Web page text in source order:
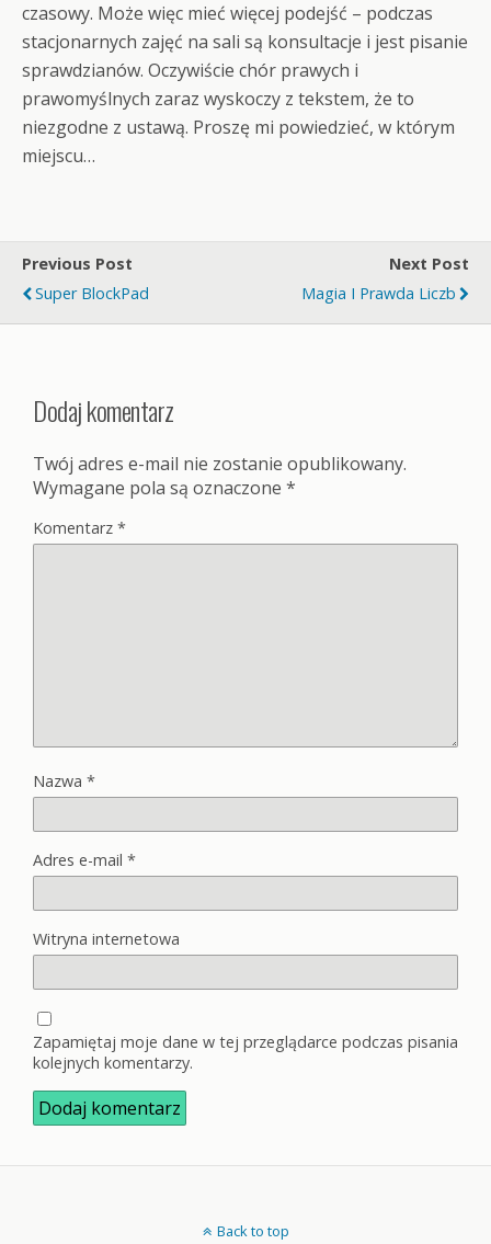
czasowy. Może więc mieć więcej podejść – podczas
stacjonarnych zajęć na sali są konsultacje i jest pisanie
sprawdzianów. Oczywiście chór prawych i
prawomyślnych zaraz wyskoczy z tekstem, że to
niezgodne z ustawą. Proszę mi powiedzieć, w którym
miejscu…
Previous Post
Super BlockPad
Next Post
Magia I Prawda Liczb
Dodaj komentarz
Twój adres e-mail nie zostanie opublikowany.
Wymagane pola są oznaczone *
Komentarz *
Nazwa *
Adres e-mail *
Witryna internetowa
Zapamiętaj moje dane w tej przeglądarce podczas pisania
kolejnych komentarzy.
Back to top